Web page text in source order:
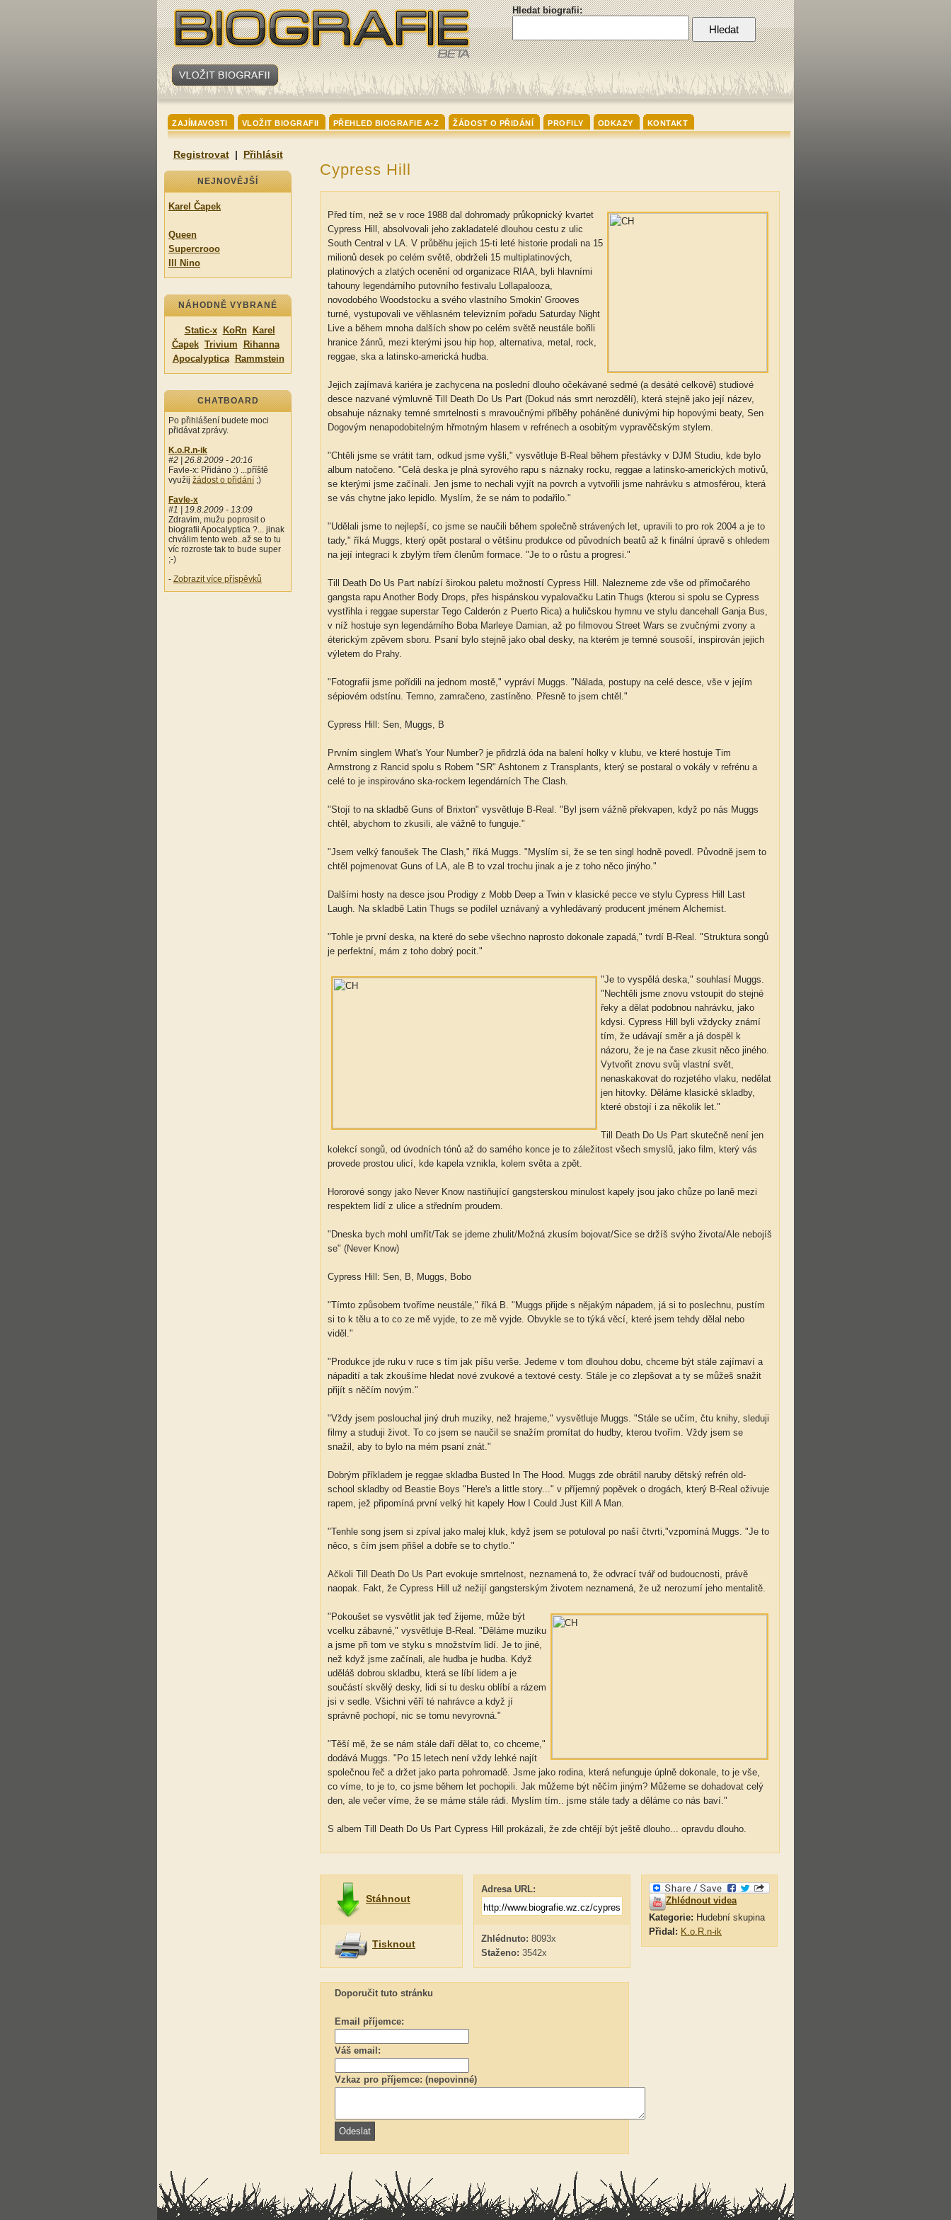
Hledat biografii:
ZAJÍMAVOSTI VLOŽIT BIOGRAFII PŘEHLED BIOGRAFIE A-Z ŽÁDOST O PŘIDÁNÍ PROFILY ODKAZY KONTAKT
Registrovat| Přihlásit
NEJNOVĚJŠÍ
Karel Čapek
Queen
Supercrooo
Ill Nino
NÁHODNĚ VYBRANÉ
Static-x KoRn
Karel
Čapek Trivium
Rihanna
Apocalyptica
Rammstein
CHATBOARD
Po přihlášení budete moci
přidávat zprávy.
K.o.R.n-ik
#2 | 26.8.2009 - 20:16
Favle-x: Přidáno :) ...příště
využij žádost o přidání ;)
Favle-x
#1 | 19.8.2009 - 13:09
Zdravim, mužu poprosit o
biografii Apocalyptica ?... jinak
chválim tento web..až se to tu
víc rozroste tak to bude super
;-)
- Zobrazit více příspěvků
Cypress Hill
Před tím, než se v roce 1988 dal dohromady průkopnický kvartet
Cypress Hill, absolvovali jeho zakladatelé dlouhou cestu z ulic
South Central v LA. V průběhu jejich 15-ti leté historie prodali na 15
milionů desek po celém světě, obdrželi 15 multiplatinových,
platinových a zlatých ocenění od organizace RIAA, byli hlavními
tahouny legendárního putovního festivalu Lollapalooza,
novodobého Woodstocku a svého vlastního Smokin' Grooves
turné, vystupovali ve věhlasném televizním pořadu Saturday Night
Live a během mnoha dalších show po celém světě neustále bořili
hranice žánrů, mezi kterými jsou hip hop, alternativa, metal, rock,
reggae, ska a latinsko-americká hudba.
Jejich zajímavá kariéra je zachycena na poslední dlouho očekávané sedmé (a desáté celkově) studiové
desce nazvané výmluvně Till Death Do Us Part (Dokud nás smrt nerozdělí), která stejně jako její název,
obsahuje náznaky temné smrtelnosti s mravoučnými příběhy poháněné dunivými hip hopovými beaty, Sen
Dogovým nenapodobitelným hřmotným hlasem v refrénech a osobitým vypravěčským stylem.
"Chtěli jsme se vrátit tam, odkud jsme vyšli," vysvětluje B-Real během přestávky v DJM Studiu, kde bylo
album natočeno. "Celá deska je plná syrového rapu s náznaky rocku, reggae a latinsko-amerických motivů,
se kterými jsme začínali. Jen jsme to nechali vyjít na povrch a vytvořili jsme nahrávku s atmosférou, která
se vás chytne jako lepidlo. Myslím, že se nám to podařilo."
"Udělali jsme to nejlepší, co jsme se naučili během společně strávených let, upravili to pro rok 2004 a je to
tady," říká Muggs, který opět postaral o většinu produkce od původních beatů až k finální úpravě s ohledem
na její integraci k zbylým třem členům formace. "Je to o růstu a progresi."
Till Death Do Us Part nabízí širokou paletu možností Cypress Hill. Nalezneme zde vše od přímočarého
gangsta rapu Another Body Drops, přes hispánskou vypalovačku Latin Thugs (kterou si spolu se Cypress
vystřihla i reggae superstar Tego Calderón z Puerto Rica) a huličskou hymnu ve stylu dancehall Ganja Bus,
v níž hostuje syn legendárního Boba Marleye Damian, až po filmovou Street Wars se zvučnými zvony a
éterickým zpěvem sboru. Psaní bylo stejně jako obal desky, na kterém je temné sousoší, inspirován jejich
výletem do Prahy.
"Fotografii jsme pořídili na jednom mostě," vypráví Muggs. "Nálada, postupy na celé desce, vše v jejím
sépiovém odstínu. Temno, zamračeno, zastíněno. Přesně to jsem chtěl."
Cypress Hill: Sen, Muggs, B
Prvním singlem What's Your Number? je přidrzlá óda na balení holky v klubu, ve které hostuje Tim
Armstrong z Rancid spolu s Robem "SR" Ashtonem z Transplants, který se postaral o vokály v refrénu a
celé to je inspirováno ska-rockem legendárních The Clash.
"Stojí to na skladbě Guns of Brixton" vysvětluje B-Real. "Byl jsem vážně překvapen, když po nás Muggs
chtěl, abychom to zkusili, ale vážně to funguje."
"Jsem velký fanoušek The Clash," říká Muggs. "Myslím si, že se ten singl hodně povedl. Původně jsem to
chtěl pojmenovat Guns of LA, ale B to vzal trochu jinak a je z toho něco jinýho."
Dalšími hosty na desce jsou Prodigy z Mobb Deep a Twin v klasické pecce ve stylu Cypress Hill Last
Laugh. Na skladbě Latin Thugs se podílel uznávaný a vyhledávaný producent jménem Alchemist.
"Tohle je první deska, na které do sebe všechno naprosto dokonale zapadá," tvrdí B-Real. "Struktura songů
je perfektní, mám z toho dobrý pocit."
"Je to vyspělá deska," souhlasí Muggs.
"Nechtěli jsme znovu vstoupit do stejné
řeky a dělat podobnou nahrávku, jako
kdysi. Cypress Hill byli vždycky známí
tím, že udávají směr a já dospěl k
názoru, že je na čase zkusit něco jiného.
Vytvořit znovu svůj vlastní svět,
nenaskakovat do rozjetého vlaku, nedělat
jen hitovky. Děláme klasické skladby,
které obstojí i za několik let."
Till Death Do Us Part skutečně není jen
kolekcí songů, od úvodních tónů až do samého konce je to záležitost všech smyslů, jako film, který vás
provede prostou ulicí, kde kapela vznikla, kolem světa a zpět.
Hororové songy jako Never Know nastiňující gangsterskou minulost kapely jsou jako chůze po laně mezi
respektem lidí z ulice a středním proudem.
"Dneska bych mohl umřít/Tak se jdeme zhulit/Možná zkusím bojovat/Sice se držíš svýho života/Ale nebojíš
se" (Never Know)
Cypress Hill: Sen, B, Muggs, Bobo
"Tímto způsobem tvoříme neustále," říká B. "Muggs přijde s nějakým nápadem, já si to poslechnu, pustím
si to k tělu a to co ze mě vyjde, to ze mě vyjde. Obvykle se to týká věcí, které jsem tehdy dělal nebo
viděl."
"Produkce jde ruku v ruce s tím jak píšu verše. Jedeme v tom dlouhou dobu, chceme být stále zajímaví a
nápadití a tak zkoušíme hledat nové zvukové a textové cesty. Stále je co zlepšovat a ty se můžeš snažit
přijít s něčím novým."
"Vždy jsem poslouchal jiný druh muziky, než hrajeme," vysvětluje Muggs. "Stále se učím, čtu knihy, sleduji
filmy a studuji život. To co jsem se naučil se snažím promítat do hudby, kterou tvořím. Vždy jsem se
snažil, aby to bylo na mém psaní znát."
Dobrým příkladem je reggae skladba Busted In The Hood. Muggs zde obrátil naruby dětský refrén old-
school skladby od Beastie Boys "Here's a little story..." v příjemný popěvek o drogách, který B-Real oživuje
rapem, jež připomíná první velký hit kapely How I Could Just Kill A Man.
"Tenhle song jsem si zpíval jako malej kluk, když jsem se potuloval po naší čtvrti,"vzpomíná Muggs. "Je to
něco, s čím jsem přišel a dobře se to chytlo."
Ačkoli Till Death Do Us Part evokuje smrtelnost, neznamená to, že odvrací tvář od budoucnosti, právě
naopak. Fakt, že Cypress Hill už nežijí gangsterským životem neznamená, že už nerozumí jeho mentalitě.
"Pokoušet se vysvětlit jak teď žijeme, může být
vcelku zábavné," vysvětluje B-Real. "Děláme muziku
a jsme při tom ve styku s množstvím lidí. Je to jiné,
než když jsme začínali, ale hudba je hudba. Když
uděláš dobrou skladbu, která se líbí lidem a je
součástí skvělý desky, lidi si tu desku oblíbí a rázem
jsi v sedle. Všichni věří té nahrávce a když jí
správně pochopí, nic se tomu nevyrovná."
"Těší mě, že se nám stále daří dělat to, co chceme,"
dodává Muggs. "Po 15 letech není vždy lehké najít
společnou řeč a držet jako parta pohromadě. Jsme jako rodina, která nefunguje úplně dokonale, to je vše,
co víme, to je to, co jsme během let pochopili. Jak můžeme být něčím jiným? Můžeme se dohadovat celý
den, ale večer víme, že se máme stále rádi. Myslím tím.. jsme stále tady a děláme co nás baví."
S albem Till Death Do Us Part Cypress Hill prokázali, že zde chtějí být ještě dlouho... opravdu dlouho.
Stáhnout
Tisknout
Adresa URL:
Zhlédnuto: 8093x
Staženo: 3542x
Zhlédnout videa
Kategorie: Hudební skupina
Přidal: K.o.R.n-ik
Doporučit tuto stránku
Email příjemce:
Váš email:
Vzkaz pro příjemce: (nepovinné)